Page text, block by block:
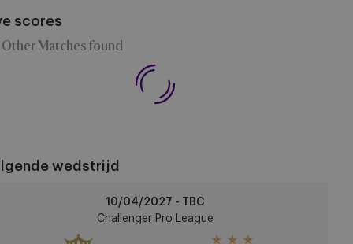
scores
Other Matches found
wedstrijd
10/04/2027 - TBC
Challenger Pro League